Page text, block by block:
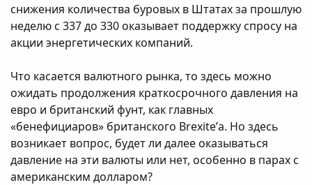
снижения количества буровых в Штатах за прошлую
неделю с 337 до 330 оказывает поддержку спросу на
акции энергетических компаний.
Что касается валютного рынка, то здесь можно
ожидать продолжения краткосрочного давления на
евро и британский фунт, как главных
«бенефициаров» британского Brexite’а. Но здесь
возникает вопрос, будет ли далее оказываться
давление на эти валюты или нет, особенно в парах с
американским долларом?